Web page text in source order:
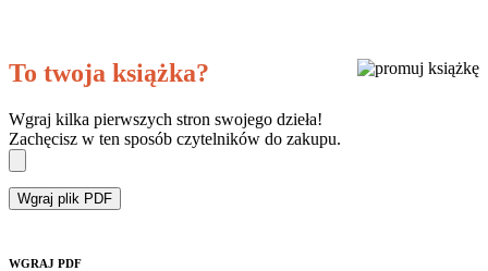
To twoja książka?
Wgraj kilka pierwszych stron swojego dzieła!
Zachęcisz w ten sposób czytelników do zakupu.
Wgraj plik PDF
WGRAJ PDF